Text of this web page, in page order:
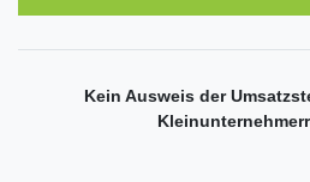
Kein Ausweis der